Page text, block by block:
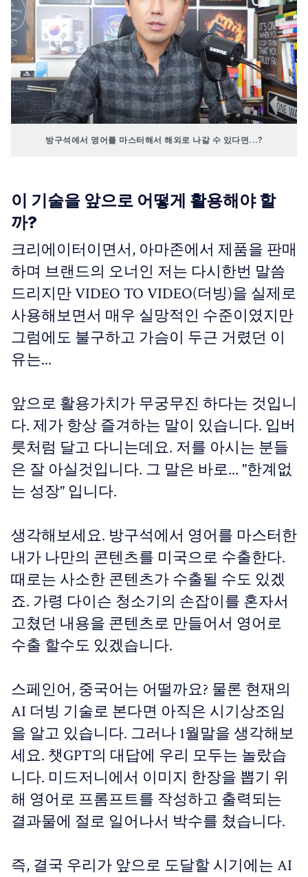
방구석에서 영어를 마스터해서 해외로 나갈 수 있다면...?
이 기술을 앞으로 어떻게 활용해야 할
까?
크리에이터이면서, 아마존에서 제품을 판매
하며 브랜드의 오너인 저는 다시한번 말씀
드리지만 VIDEO TO VIDEO(더빙)을 실제로
사용해보면서 매우 실망적인 수준이였지만
그럼에도 불구하고 가슴이 두근 거렸던 이
유는...
앞으로 활용가치가 무궁무진 하다는 것입니
다. 제가 항상 즐겨하는 말이 있습니다. 입버
릇처럼 달고 다니는데요. 저를 아시는 분들
은 잘 아실것입니다. 그 말은 바로... "한계없
는 성장" 입니다.
생각해보세요. 방구석에서 영어를 마스터한
내가 나만의 콘텐츠를 미국으로 수출한다.
때로는 사소한 콘텐츠가 수출될 수도 있겠
죠. 가령 다이슨 청소기의 손잡이를 혼자서
고쳤던 내용을 콘텐츠로 만들어서 영어로
수출 할수도 있겠습니다.
스페인어, 중국어는 어떨까요? 물론 현재의
AI 더빙 기술로 본다면 아직은 시기상조임
을 알고 있습니다. 그러나 1월말을 생각해보
세요. 챗GPT의 대답에 우리 모두는 놀랐습
니다. 미드저니에서 이미지 한장을 뽑기 위
해 영어로 프롬프트를 작성하고 출력되는
결과물에 절로 일어나서 박수를 쳤습니다.
즉, 결국 우리가 앞으로 도달할 시기에는 AI